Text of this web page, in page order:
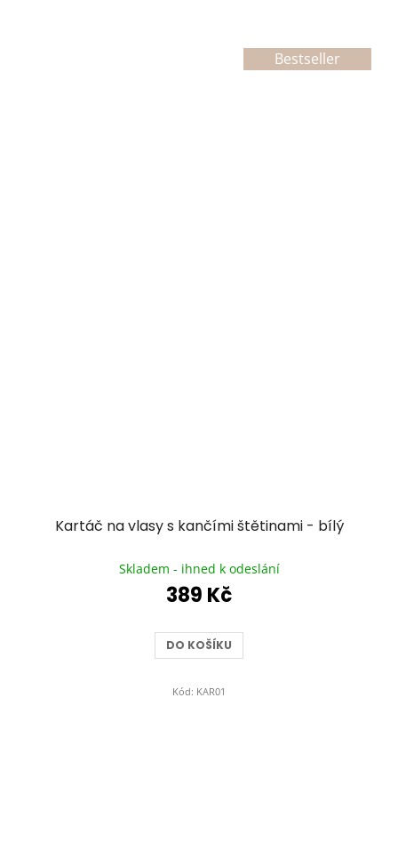
Bestseller
Kartáč na vlasy s kančími štětinami - bílý
hodnocení
produktu
je
z
5
Skladem - ihned k odeslání
389 Kč
DO KOŠÍKU
Kód: KAR01